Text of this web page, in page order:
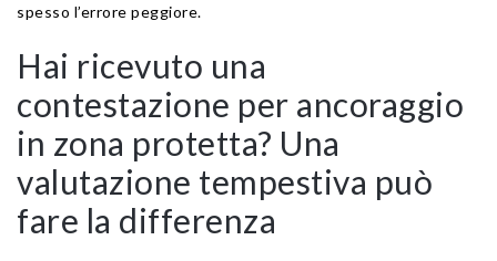
spesso l’errore peggiore.
Hai ricevuto una
contestazione per ancoraggio
in zona protetta? Una
valutazione tempestiva può
fare la differenza